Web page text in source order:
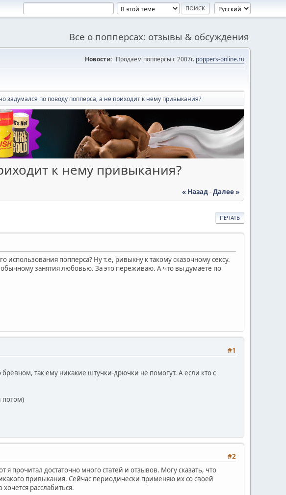
Все о попперсах: отзывы & обсуждения
Новости: Продаем попперсы с 2007г. poppers-online.ru
задумался по поводу попперса, а не приходит к нему привыкания?
к нему привыкания?
« Назад-Далее »
ПЕЧАТЬ
использования попперса? Ну т.е, ривыкну к такому сказочному сексу.
занятия любовью. За это переживаю. А что вы думаете по
#1
так ему никакие штучки-дрючки не помогут. А если кто с
потом)
#2
прочитал достаточно много статей и отзывов. Могу сказать, что
привыкания. Сейчас периодически применяю их со своей
расслабиться.